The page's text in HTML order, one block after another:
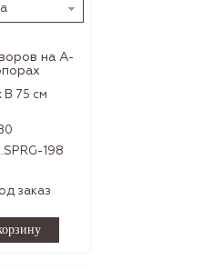
на А-
В 75 см
198
заказ